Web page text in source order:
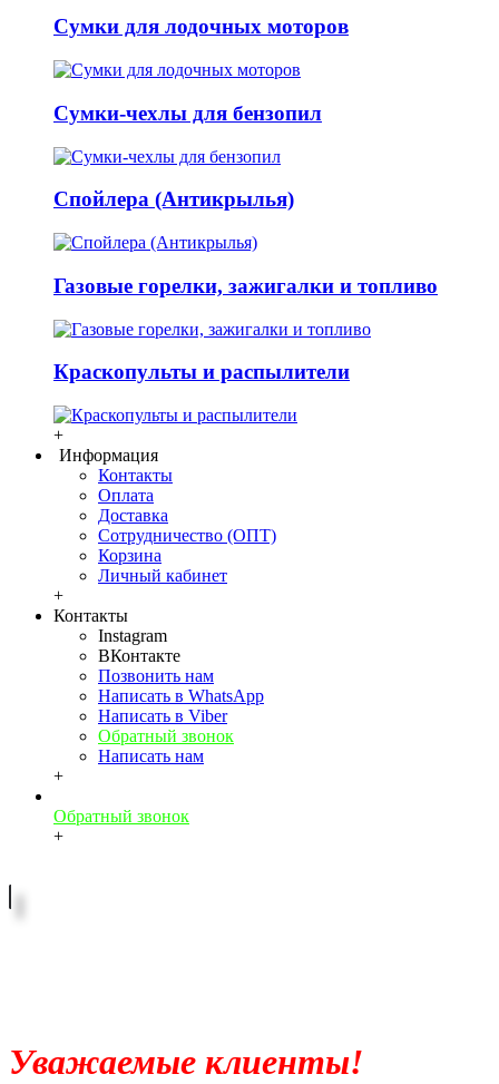
Сумки для лодочных моторов
Сумки-чехлы для бензопил
Спойлера (Антикрылья)
Газовые горелки, зажигалки и топливо
Краскопульты и распылители
+
Информация
Контакты
Оплата
Доставка
Сотрудничество (ОПТ)
Корзина
Личный кабинет
+
Контакты
Instagram
ВКонтакте
Позвонить нам
Написать в WhatsApp
Написать в Viber
Обратный звонок
Написать нам
+
Обратный звонок
+
Уважаемые клиенты!